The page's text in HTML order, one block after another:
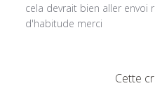
cela devrait bien aller envoi
d'habitude merci
Cette